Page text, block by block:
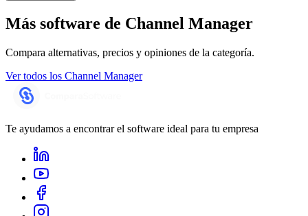
Más software de Channel Manager
Compara alternativas, precios y opiniones de la categoría.
Ver todos los Channel Manager
Te ayudamos a encontrar el software ideal para tu empresa